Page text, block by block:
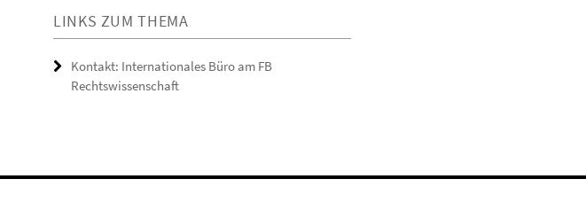
LINKS ZUM THEMA
Kontakt: Internationales Büro am FB
Rechtswissenschaft